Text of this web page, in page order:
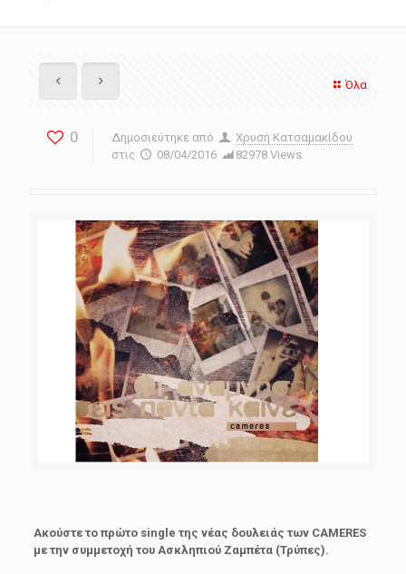
Όλα
0 Δημοσιεύτηκε από
Χρυσή Κατσαμακίδου
στις
08/04/2016 82978 Views
Ακούστε το πρώτο single της νέας δουλειάς των CAMERES
με την συμμετοχή του Ασκληπιού Ζαμπέτα (Τρύπες).